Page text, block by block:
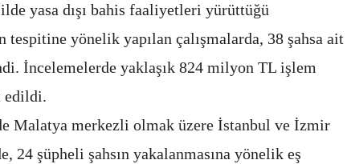
yasa dışı bahis faaliyetleri yürüttüğü
tespitine yönelik yapılan çalışmalarda, 38 şahsa ait
İncelemelerde yaklaşık 824 milyon TL işlem
edildi.
Malatya merkezli olmak üzere İstanbul ve İzmir
24 şüpheli şahsın yakalanmasına yönelik eş